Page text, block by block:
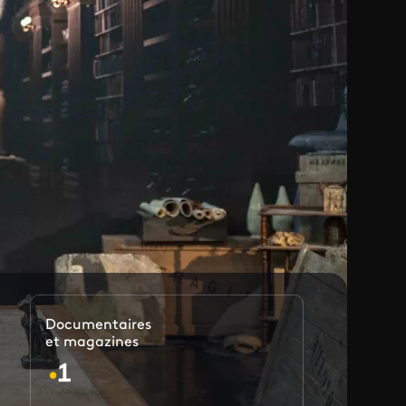
Documentaires
et magazines